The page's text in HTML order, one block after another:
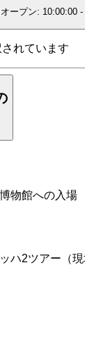
ープン: 10:00:00 -
れています
物館への入場
ハ2ツアー（現